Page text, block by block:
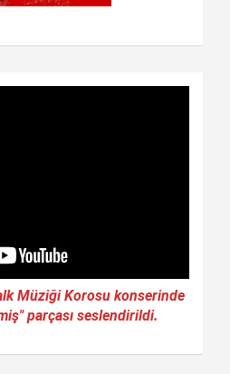
Müziği Korosu konserinde
parçası seslendirildi.